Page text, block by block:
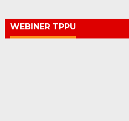
WEBINER TPPU